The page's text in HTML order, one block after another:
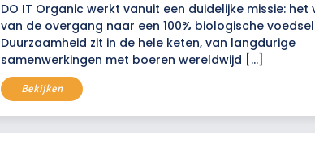
DO IT Organic werkt vanuit een duidelijke missie: het
van de overgang naar een 100% biologische
Duurzaamheid zit in de hele keten, van langdurige
samenwerkingen met boeren wereldwijd […]
Bekijken